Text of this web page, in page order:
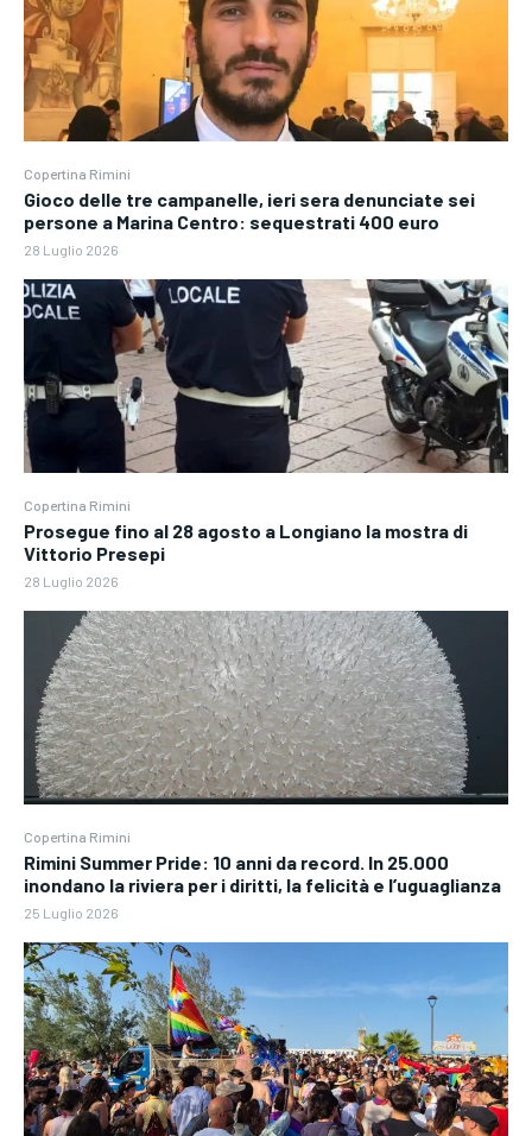
Copertina Rimini
Gioco delle tre campanelle, ieri sera denunciate sei
persone a Marina Centro: sequestrati 400 euro
28 Luglio 2026
Copertina Rimini
Prosegue fino al 28 agosto a Longiano la mostra di
Vittorio Presepi
28 Luglio 2026
Copertina Rimini
Rimini Summer Pride: 10 anni da record. In 25.000
inondano la riviera per i diritti, la felicità e l’uguaglianza
25 Luglio 2026